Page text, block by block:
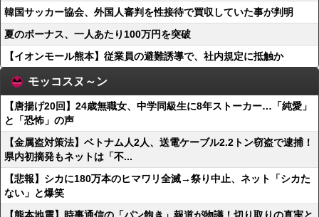
韓国サッカー協会、外国人審判を性接待で買収していた事が判明
夏のボーナス、一人あたり100万円を突破
【イオンモール熊本】従業員の避難誘導で、社内規定に抵触か
モッコスヌ～ン
【唐揚げ20回】24歳無職女、中学同級生に8年ストーカー…「純愛」
と「恐怖」の声
【金属盗対策法】ベトナム人2人、送電ケーブル2.2トン窃盗で逮捕！
県内初摘発もネットは「不...
【悲報】シカに180万本のヒマワリ全滅→祭り中止、ネット「シカた
ない」と爆笑